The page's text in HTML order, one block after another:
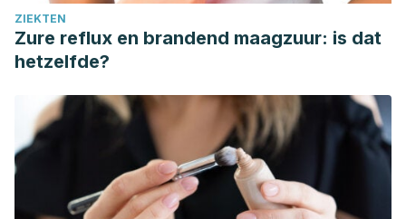
ZIEKTEN
Zure reflux en brandend maagzuur: is dat
hetzelfde?